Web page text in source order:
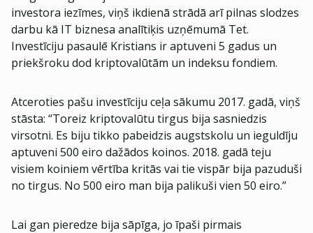
investora iezīmes, viņš ikdienā strādā arī pilnas slodzes
darbu kā IT biznesa analītiķis uzņēmumā Tet.
Investīciju pasaulē Kristians ir aptuveni 5 gadus un
priekšroku dod kriptovalūtām un indeksu fondiem.
Atceroties pašu investīciju ceļa sākumu 2017. gadā, viņš
stāsta: “Toreiz kriptovalūtu tirgus bija sasniedzis
virsotni. Es biju tikko pabeidzis augstskolu un ieguldīju
aptuveni 500 eiro dažādos koinos. 2018. gadā teju
visiem koiniem vērtība kritās vai tie vispār bija pazuduši
no tirgus. No 500 eiro man bija palikuši vien 50 eiro.”
Lai gan pieredze bija sāpīga, jo īpaši pirmais